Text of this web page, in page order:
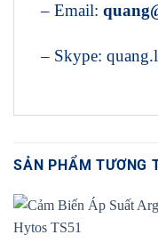
– Email:
– Skype:
SẢN PHẨM TƯƠNG